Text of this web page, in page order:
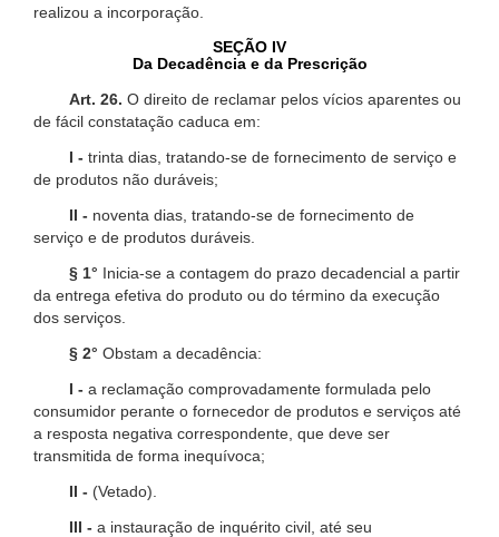
realizou a incorporação.
SEÇÃO IV
Da Decadência e da Prescrição
Art. 26. O direito de reclamar pelos vícios aparentes ou
de fácil constatação caduca em:
I - trinta dias, tratando-se de fornecimento de serviço e
de produtos não duráveis;
II - noventa dias, tratando-se de fornecimento de
serviço e de produtos duráveis.
§ 1° Inicia-se a contagem do prazo decadencial a partir
da entrega efetiva do produto ou do término da execução
dos serviços.
§ 2° Obstam a decadência:
I - a reclamação comprovadamente formulada pelo
consumidor perante o fornecedor de produtos e serviços até
a resposta negativa correspondente, que deve ser
transmitida de forma inequívoca;
II - (Vetado).
III - a instauração de inquérito civil, até seu